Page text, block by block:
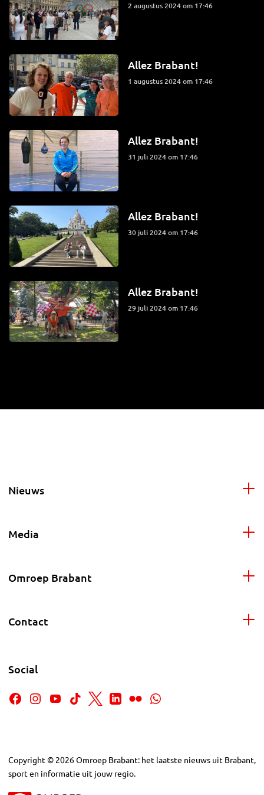
2 augustus 2024 om 17:46
Allez Brabant!
1 augustus 2024 om 17:46
Allez Brabant!
31 juli 2024 om 17:46
Allez Brabant!
30 juli 2024 om 17:46
Allez Brabant!
29 juli 2024 om 17:46
Nieuws
Media
Omroep Brabant
Contact
Social
Copyright © 2026Omroep Brabant: het laatste nieuws uit Brabant,
sport en informatie uit jouw regio.